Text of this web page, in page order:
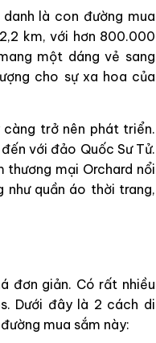
là con đường mua
km, với hơn 800.000
một dáng vẻ sang
cho sự xa hoa của
trở nên phát triển.
với đảo Quốc Sư Tử.
mại Orchard nổi
quần áo thời trang,
đơn giản. Có rất nhiều
Dưới đây là 2 cách di
mua sắm này: